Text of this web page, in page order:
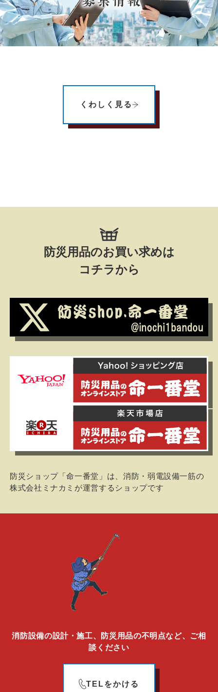
くわしく見る
防災用品のお買い求めは
コチラから
防災ショップ「命一番堂」は、消防・弱電設備一筋の
株式会社ミナカミが運営するショップです
消防設備の設計・施工、防災用品の不明点など、ご相
談ください
TELをかける